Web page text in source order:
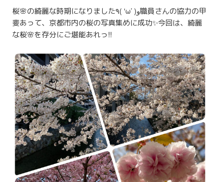
桜🌸の綺麗な時期になりました٩( ‘ω’ )و職員さんの協力の甲
斐あって、京都市内の桜の写真集めに成功✨今回は、綺麗
な桜🌸を存分にご堪能あれっ!!